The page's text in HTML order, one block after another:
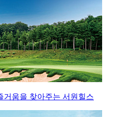
거움을 찾아주는 서원힐스